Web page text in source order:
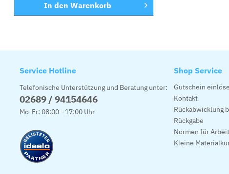
In den Warenkorb
Service Hotline
Telefonische Unterstützung und Beratung unter:
02689 / 94154646
Mo-Fr: 08:00 - 17:00 Uhr
Shop Service
Gutschein
Kontakt
Rückabwicklung
Rückgabe
Normen für
Kleine